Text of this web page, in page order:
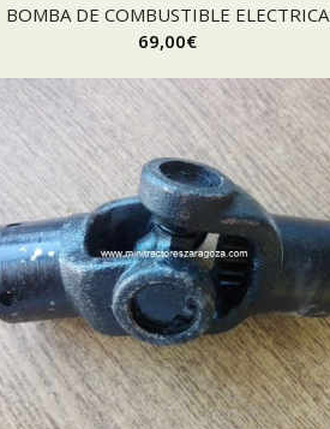
BOMBA DE COMBUSTIBLE ELECTRICA
69,00€